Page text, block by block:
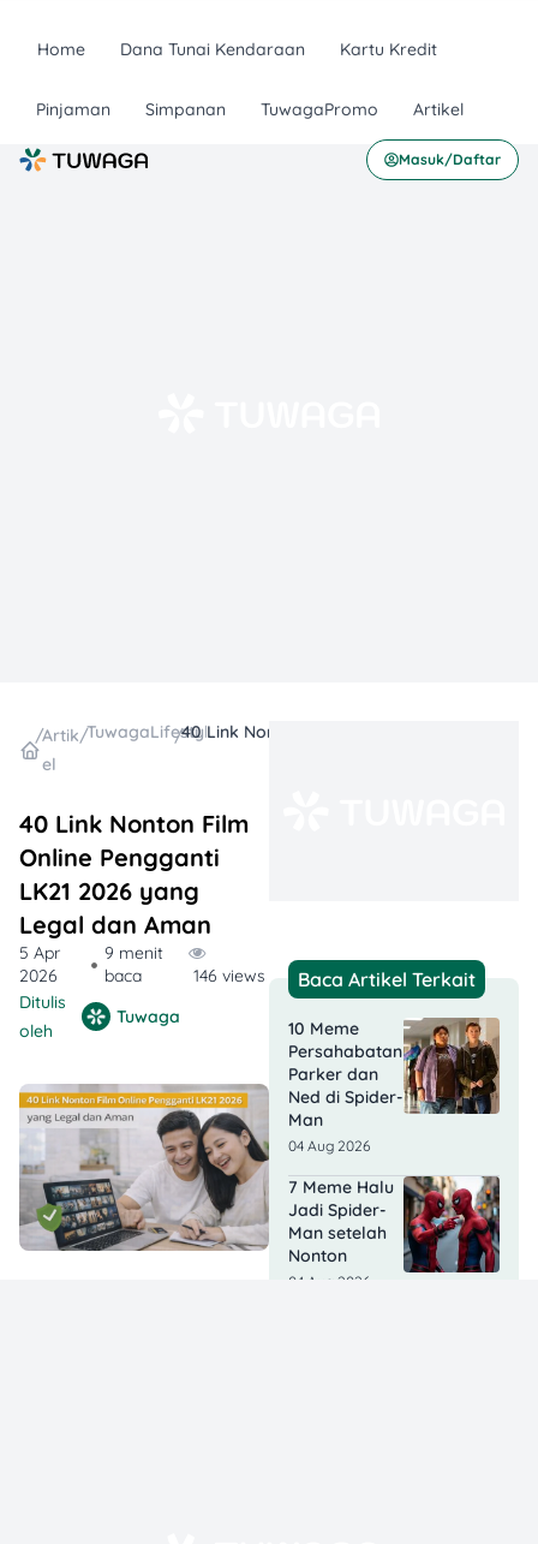
Home Dana Tunai Kendaraan Kartu Kredit
Pinjaman Simpanan TuwagaPromo Artikel
Masuk/Daftar
/Artik
el
/TuwagaLifestyle
/
40 Link Nonton Film
Online Pengganti
LK21 2026 yang
Legal dan Aman
5 Apr
2026
9 menit
baca
146 views
Ditulis
oleh
Tuwaga
Baca Artikel Terkait
10 Meme
Persahabatan
Parker dan
Ned di Spider-
Man
04 Aug 2026
7 Meme Halu
Jadi Spider-
Man setelah
Nonton
04 Aug 2026